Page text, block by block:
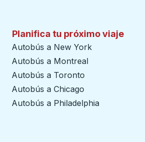
Planifica tu próximo viaje
Autobús a New York
Autobús a Montreal
Autobús a Toronto
Autobús a Chicago
Autobús a Philadelphia